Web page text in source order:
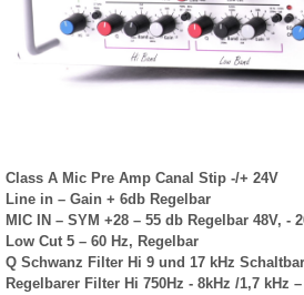
Class A Mic Pre Amp Canal Stip -/+ 24V
Line in – Gain + 6db Regelbar
MIC IN – SYM +28 – 55 db Regelbar 48V, -
Low Cut 5 – 60 Hz, Regelbar
Q Schwanz Filter Hi 9 und 17 kHz
Regelbarer Filter Hi 750Hz - 8kHz /1,7 kHz